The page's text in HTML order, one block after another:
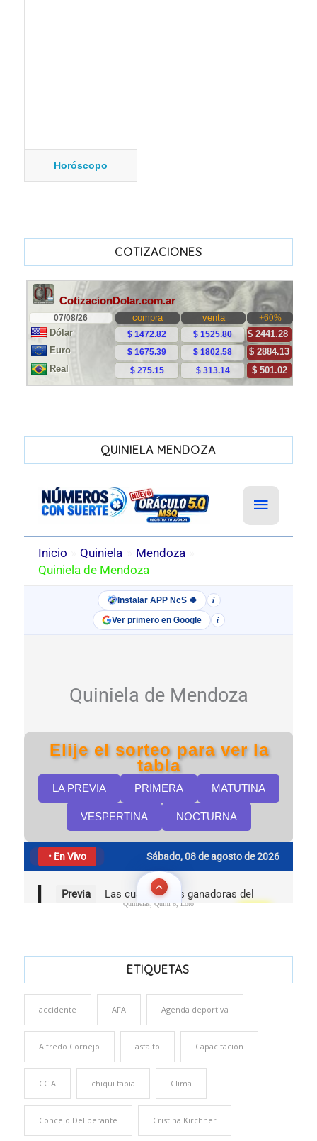
Horóscopo
COTIZACIONES
QUINIELA MENDOZA
Quinielas, Quini 6, Loto
ETIQUETAS
accidente AFA Agenda deportiva
Alfredo Cornejo asfalto Capacitación
CCIA chiqui tapia Clima
Concejo Deliberante Cristina Kirchner